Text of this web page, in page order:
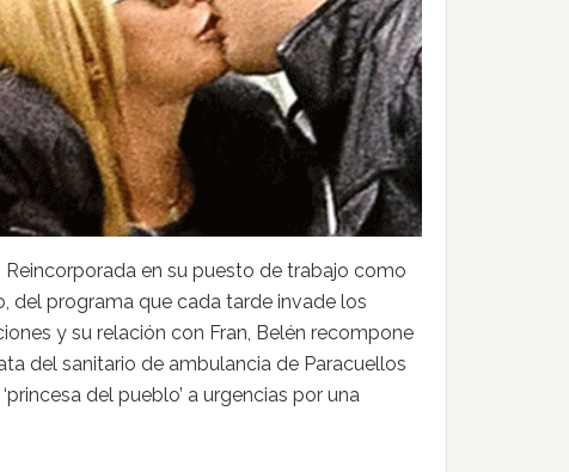
en su puesto de trabajo como
del programa que cada tarde invade los
y su relación con Fran, Belén recompone
del sanitario de ambulancia de Paracuellos
del pueblo’ a urgencias por una